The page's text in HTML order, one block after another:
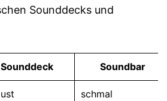
Sounddecks und
Sounddeck Soundbar
schmal